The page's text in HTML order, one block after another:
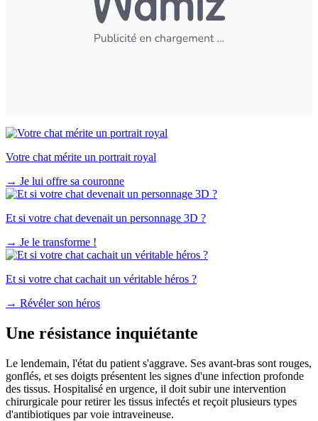
Votre chat mérite un portrait royal
→ Je lui offre sa couronne
Et si votre chat devenait un personnage 3D ?
→ Je le transforme !
Et si votre chat cachait un véritable héros ?
→ Révéler son héros
Une résistance inquiétante
Le lendemain, l'état du patient s'aggrave. Ses avant-bras sont rouges,
gonflés, et ses doigts présentent les signes d'une infection profonde
des tissus. Hospitalisé en urgence, il doit subir une intervention
chirurgicale pour retirer les tissus infectés et reçoit plusieurs types
d'antibiotiques par voie intraveineuse.